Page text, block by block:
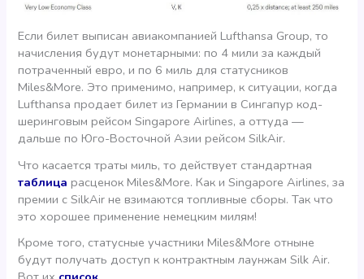
Если билет выписан авиакомпанией Lufthansa Group, то
начисления будут монетарными: по 4 мили за каждый
потраченный евро, и по 6 миль для статусников
Miles&More. Это применимо, например, к ситуации, когда
Lufthansa продает билет из Германии в Сингапур код-
шеринговым рейсом Singapore Airlines, а оттуда —
дальше по Юго-Восточной Азии рейсом SilkAir.
Что касается траты миль, то действует стандартная
таблица расценок Miles&More. Как и Singapore Airlines, за
премии с SilkAir не взимаются топливные сборы. Так что
это хорошее применение немецким милям!
Кроме того, статусные участники Miles&More отныне
будут получать доступ к контрактным лаунжам Silk Air.